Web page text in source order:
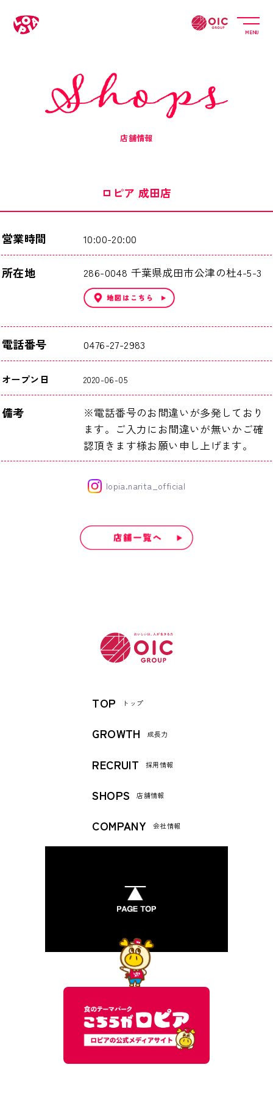
MENU
店舗情報
ロピア 成田店
営業時間 10:00-20:00
所在地 286-0048 千葉県成田市公津の杜4-5-3
電話番号 0476-27-2983
オープン日 2020-06-05
備考
※電話番号のお間違いが多発しており
ます。ご入力にお間違いが無いかご確
認頂きます様お願い申し上げます。
lopia.narita_official
TOP トップ
GROWTH 成長力
RECRUIT 採用情報
SHOPS 店舗情報
COMPANY 会社情報